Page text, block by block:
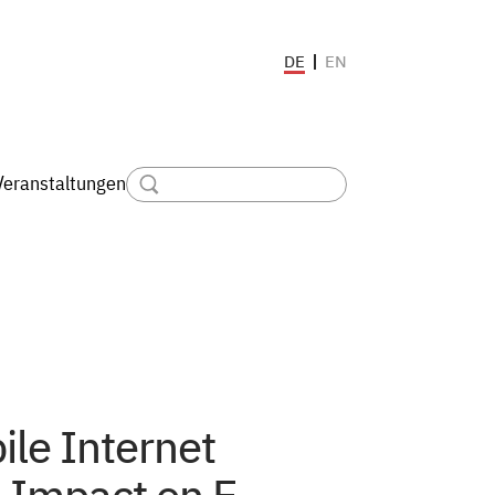
DE EN
Internet